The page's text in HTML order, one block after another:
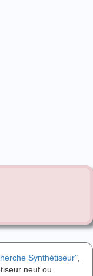
Synthétiseur"
neuf ou